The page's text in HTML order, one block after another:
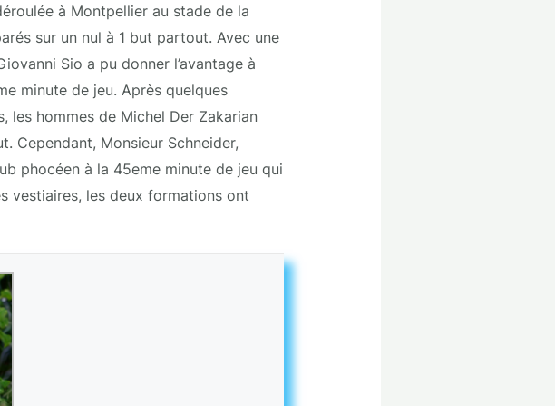
à Montpellier au stade de la
sur un nul à 1 but partout. Avec une
Sio a pu donner l’avantage à
minute de jeu. Après quelques
les hommes de Michel Der Zakarian
Cependant, Monsieur Schneider,
phocéen à la 45eme minute de jeu qui
vestiaires, les deux formations ont